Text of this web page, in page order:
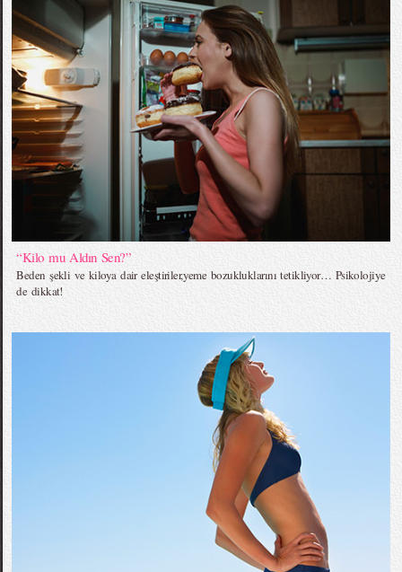
“Kilo mu Aldın Sen?”
Beden şekli ve kiloya dair eleştiriler,yeme bozukluklarını tetikliyor… Psikolojiye
de dikkat!